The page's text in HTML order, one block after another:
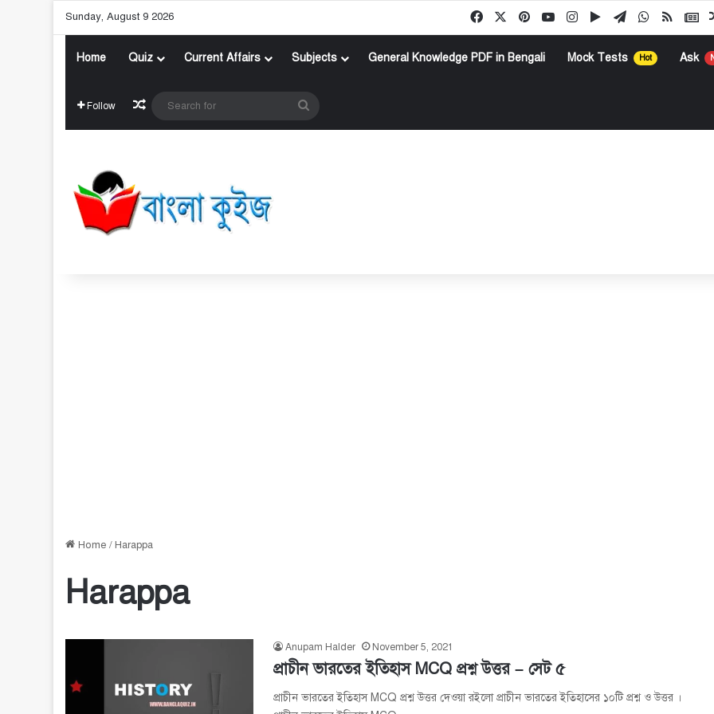
Sunday, August 9 2026 FacebookPinterestYouTubeInstagramGoogle Play
TelegramWhatsApp
RSS
Home Quiz Current Affairs Subjects General Knowledge PDF in Bengali Mock Tests Hot Ask
Follow Random Article
for
Home / Harappa
Harappa
Anupam Halder November 5, 2021
প্রাচীন ভারতের ইতিহাস MCQ প্রশ্ন উত্তর – সেট ৫
প্রাচীন ভারতের ইতিহাস MCQ প্রশ্ন উত্তর দেওয়া রইলো প্রাচীন ভারতের ইতিহাসের ১০টি প্রশ্ন ও উত্তর ।